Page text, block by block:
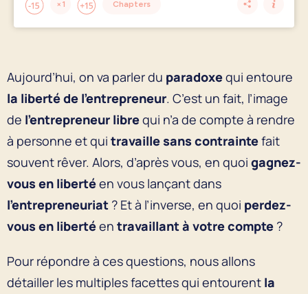
Aujourd’hui, on va parler du paradoxequi entoure
la liberté de l’entrepreneur. C’est un fait, l’image
de l’entrepreneur librequi n’a de compte à rendre
à personne et qui travaille sans contraintefait
souvent rêver. Alors, d’après vous, en quoi gagnez-
vous en libertéen vous lançant dans
l’entrepreneuriat ? Et à l’inverse, en quoi perdez-
vous en libertéen travaillant à votre compte ?
Pour répondre à ces questions, nous allons
détailler les multiples facettes qui entourent la